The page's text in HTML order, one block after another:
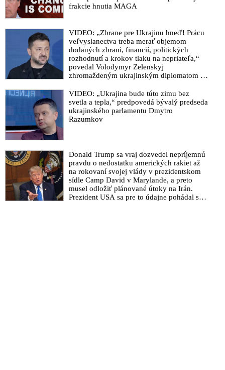
frakcie hnutia MAGA
VIDEO: „Zbrane pre Ukrajinu hneď! Prácu
veľvyslanectva treba merať objemom
dodaných zbraní, financií, politických
rozhodnutí a krokov tlaku na nepriateľa,“
povedal Volodymyr Zelenskyj
zhromaždeným ukrajinským diplomatom v
že USA Ukrajine nedodajú protiraketové
systémy Patriot
VIDEO: „Ukrajina bude túto zimu bez
svetla a tepla,“ predpovedá bývalý predseda
ukrajinského parlamentu Dmytro
Razumkov
Donald Trump sa vraj dozvedel nepríjemnú
pravdu o nedostatku amerických rakiet až
na rokovaní svojej vlády v prezidentskom
sídle Camp David v Marylande, a preto
musel odložiť plánované útoky na Irán.
Prezident USA sa pre to údajne pohádal so